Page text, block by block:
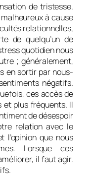
de tristesse.
à cause
relationnelles,
de quelqu’un de
quotidien nous
; généralement,
en sortir par nous-
négatifs.
ces accès de
et plus fréquents. Il
de désespoir
relation avec le
l’opinion que nous
Lorsque ces
il faut agir.